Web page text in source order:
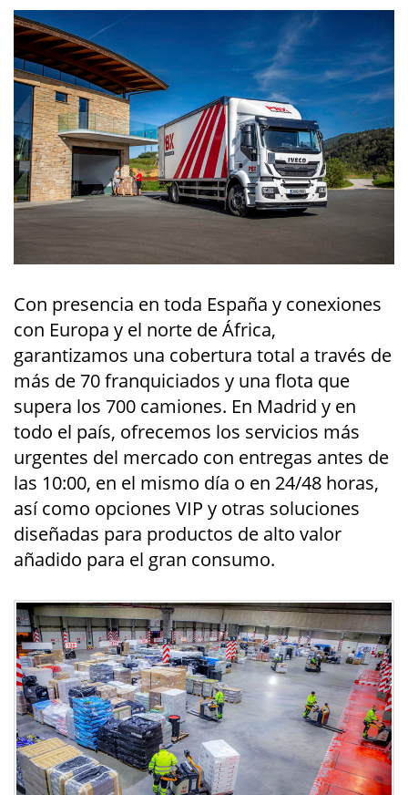
Con presencia en toda España y conexiones
con Europa y el norte de África,
garantizamos una cobertura total a través de
más de 70 franquiciados y una flota que
supera los 700 camiones. En Madrid y en
todo el país, ofrecemos los servicios más
urgentes del mercado con entregas antes de
las 10:00, en el mismo día o en 24/48 horas,
así como opciones VIP y otras soluciones
diseñadas para productos de alto valor
añadido para el gran consumo.